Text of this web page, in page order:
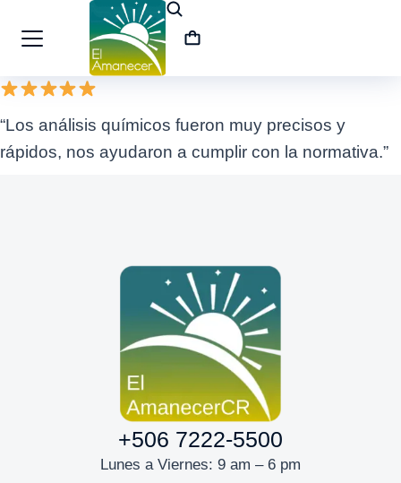
“Los análisis químicos fueron muy precisos y
rápidos, nos ayudaron a cumplir con la normativa.”
+506 7222-5500
Lunes a Viernes: 9 am – 6 pm